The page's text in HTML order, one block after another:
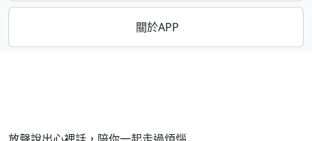
關於APP